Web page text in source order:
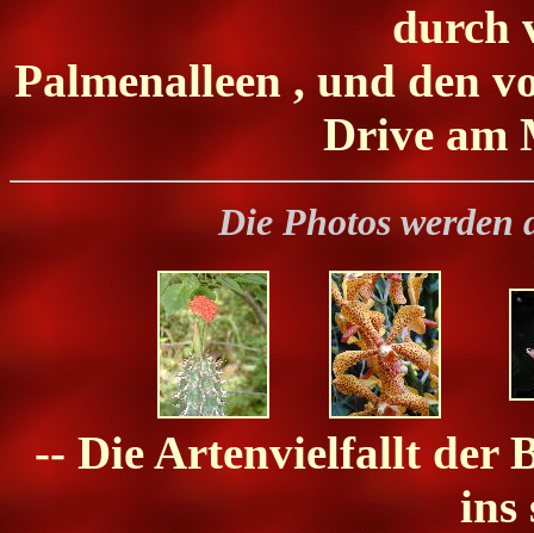
durch
Palmenalleen , und den
Drive am
Die Photos
-- Die Artenvielfallt der
ins